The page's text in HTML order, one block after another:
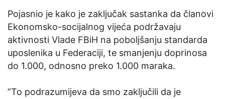
Pojasnio je kako je zaključak sastanka da članovi
Ekonomsko-socijalnog vijeća podržavaju
aktivnosti Vlade FBiH na poboljšanju standarda
uposlenika u Federaciji, te smanjenju doprinosa
do 1.000, odnosno preko 1.000 maraka.
”To podrazumijeva da smo zaključili da je